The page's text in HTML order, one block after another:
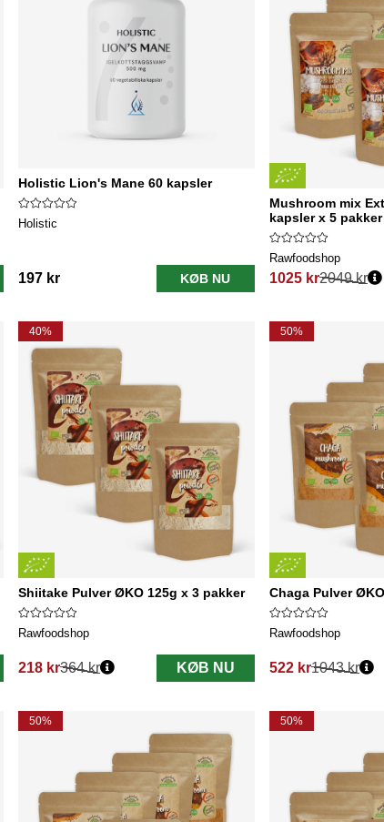
Holistic Lion's Mane 60 kapsler
Holistic
197 kr KØB NU
Mushroom mix
kapsler x 5 pakker
Rawfoodshop
1025 kr
Normalpris:2049 kr
40%
Shiitake Pulver ØKO 125g x 3 pakker
Rawfoodshop
218 kr
Normalpris:
364 kr KØB NU
50%
Chaga Pulver
Rawfoodshop
522 kr
Normalpris:
1043 kr
50% 50%